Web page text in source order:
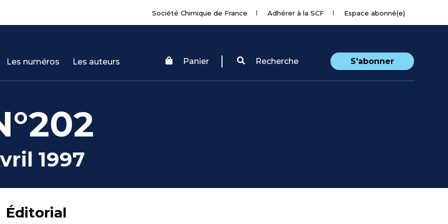
Société Chimique de France Adhérer à la SCF Espace abonné(e)
Les numéros Les auteurs Panier Recherche S'abonner
1997
Éditorial